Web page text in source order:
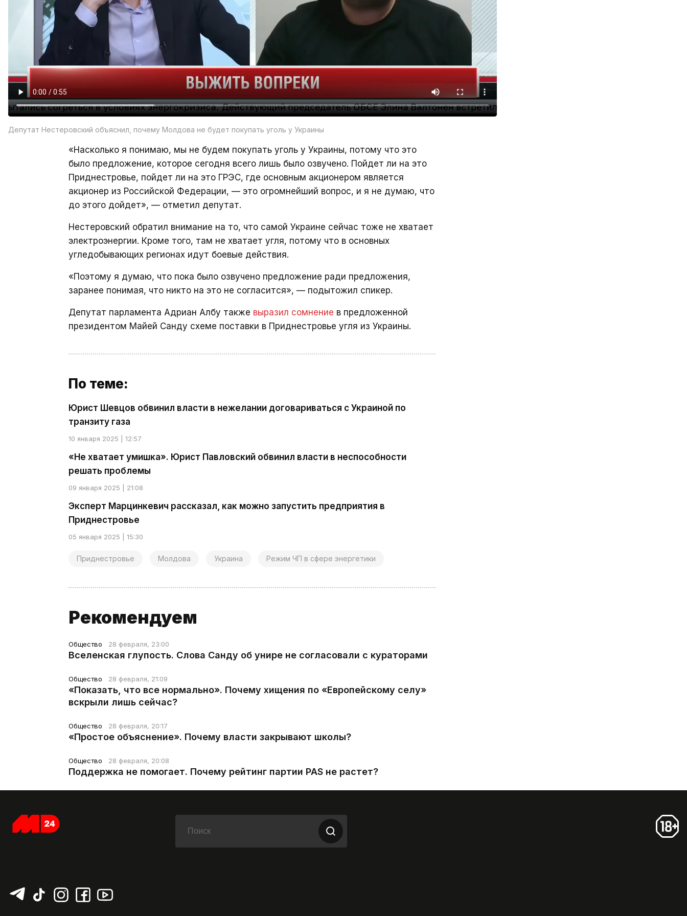
Депутат Нестеровский объяснил, почему Молдова не будет покупать уголь у Украины
«Насколько я понимаю, мы не будем покупать уголь у Украины, потому что это
было предложение, которое сегодня всего лишь было озвучено. Пойдет ли на это
Приднестровье, пойдет ли на это ГРЭС, где основным акционером является
акционер из Российской Федерации, — это огромнейший вопрос, и я не думаю, что
до этого дойдет», — отметил депутат.
Нестеровский обратил внимание на то, что самой Украине сейчас тоже не хватает
электроэнергии. Кроме того, там не хватает угля, потому что в основных
угледобывающих регионах идут боевые действия.
«Поэтому я думаю, что пока было озвучено предложение ради предложения,
заранее понимая, что никто на это не согласится», — подытожил спикер.
Депутат парламента Адриан Албу также выразил сомнение в предложенной
президентом Майей Санду схеме поставки в Приднестровье угля из Украины.
По теме:
Юрист Шевцов обвинил власти в нежелании договариваться с Украиной по
транзиту газа
10 января 2025 | 12:57
«Не хватает умишка». Юрист Павловский обвинил власти в неспособности
решать проблемы
09 января 2025 | 21:08
Эксперт Марцинкевич рассказал, как можно запустить предприятия в
Приднестровье
05 января 2025 | 15:30
Приднестровье Молдова Украина Режим ЧП в сфере энергетики
Рекомендуем
Общество 28 февраля, 23:00
Вселенская глупость. Слова Санду об унире не согласовали с кураторами
Общество 28 февраля, 21:09
«Показать, что все нормально». Почему хищения по «Европейскому селу»
вскрыли лишь сейчас?
Общество 28 февраля, 20:17
«Простое объяснение». Почему власти закрывают школы?
Общество 28 февраля, 20:08
Поддержка не помогает. Почему рейтинг партии PAS не растет?